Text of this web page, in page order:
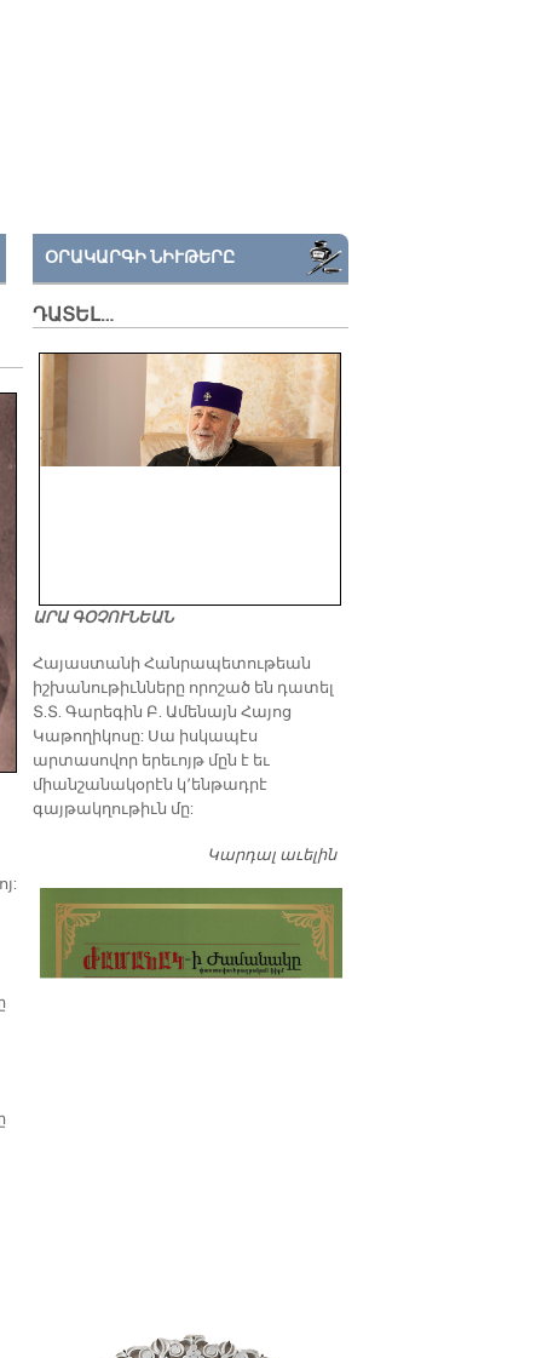
ՕՐԱԿԱՐԳԻ ՆԻՒԹԵՐԸ
ԴԱՏԵԼ…
ԱՐԱ ԳՕՉՈՒՆԵԱՆ
​Հայաստանի Հանրապետութեան
իշխանութիւնները որոշած են դատել
Տ.Տ. Գարեգին Բ. Ամենայն Հայոց
Կաթողիկոսը: Սա իսկապէս
արտասովոր երեւոյթ մըն է եւ
միանշանակօրէն կ՚ենթադրէ
գայթակղութիւն մը:
Կարդալ աւելինԴատել…